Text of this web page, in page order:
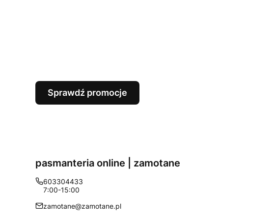
Sprawdź promocje
pasmanteria online | zamotane
603304433
7:00-15:00
zamotane@zamotane.pl